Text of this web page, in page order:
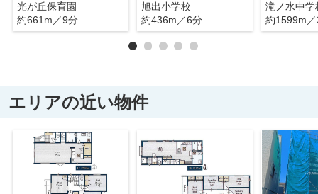
光が丘保育園
約661m／9分
旭出小学校
約436m／6分
滝ノ水中学
約1599m
エリアの近い物件